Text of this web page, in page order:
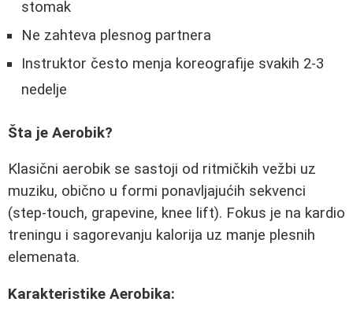
stomak
Ne zahteva plesnog partnera
Instruktor često menja koreografije svakih 2-3
nedelje
Šta je Aerobik?
Klasični aerobik se sastoji od ritmičkih vežbi uz
muziku, obično u formi ponavljajućih sekvenci
(step-touch, grapevine, knee lift). Fokus je na kardio
treningu i sagorevanju kalorija uz manje plesnih
elemenata.
Karakteristike Aerobika: